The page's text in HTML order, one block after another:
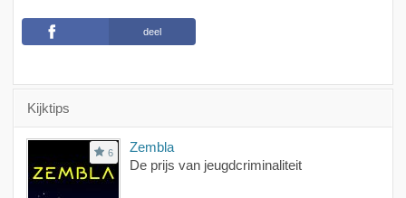
deel
Kijktips
6
Zembla
De prijs van jeugdcriminaliteit